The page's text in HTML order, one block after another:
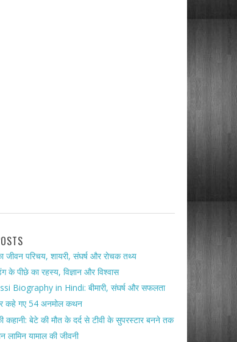
जीवन परिचय, शायरी, संघर्ष और रोचक तथ्य
के पीछे का रहस्य, विज्ञान और विश्वास
Biography in Hindi: बीमारी, संघर्ष और सफलता
कहे गए 54 अनमोल कथन
बेटे की मौत के दर्द से टीवी के सुपरस्टार बनने तक
यामाल की जीवनी